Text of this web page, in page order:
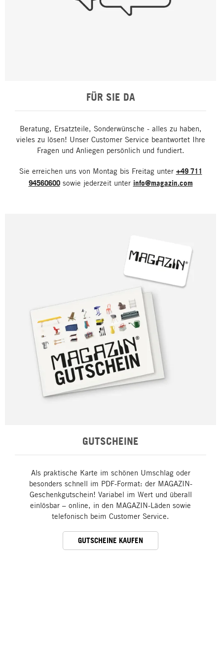
FÜR SIE DA
Beratung, Ersatzteile, Sonderwünsche - alles zu haben,
vieles zu lösen! Unser Customer Service beantwortet Ihre
Fragen und Anliegen persönlich und fundiert.
Sie erreichen uns von Montag bis Freitag unter +49 711
94560600sowie jederzeit unter info@magazin.com
GUTSCHEINE
Als praktische Karte im schönen Umschlag oder
besonders schnell im PDF-Format: der MAGAZIN-
Geschenkgutschein! Variabel im Wert und überall
einlösbar – online, in den MAGAZIN-Läden sowie
telefonisch beim Customer Service.
GUTSCHEINE KAUFEN